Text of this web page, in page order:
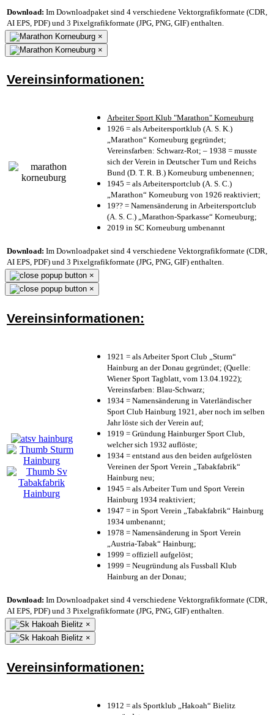
Download: Im Downloadpaket sind 4 verschiedene Vektorgrafikformate (CDR,
AI EPS, PDF) und 3 Pixelgrafikformate (JPG, PNG, GIF) enthalten.
×
×
Vereinsinformationen:
Arbeiter Sport Klub "Marathon" Korneuburg
1926 = als Arbeitersportklub (A. S. K.)
„Marathon“ Korneuburg gegründet;
Vereinsfarben: Schwarz-Rot; – 1938 = musste
sich der Verein in Deutscher Turn und Reichs
Bund (D. T. R. B.) Korneuburg umbenennen;
1945 = als Arbeitersportclub (A. S. C.)
„Marathon“ Korneuburg von 1926 reaktiviert;
19?? = Namensänderung in Arbeitersportclub
(A. S. C.) „Marathon-Sparkasse“ Korneuburg;
2019 in SC Korneuburg umbenannt
Download: Im Downloadpaket sind 4 verschiedene Vektorgrafikformate (CDR,
AI EPS, PDF) und 3 Pixelgrafikformate (JPG, PNG, GIF) enthalten.
×
×
Vereinsinformationen:
1921 = als Arbeiter Sport Club „Sturm“
Hainburg an der Donau gegründet; (Quelle:
Wiener Sport Tagblatt, vom 13.04.1922);
Vereinsfarben: Blau-Schwarz;
1934 = Namensänderung in Vaterländischer
Sport Club Hainburg 1921, aber noch im selben
Jahr löste sich der Verein auf;
1919 = Gründung Hainburger Sport Club,
welcher sich 1932 auflöste;
1934 = entstand aus den beiden aufgelösten
Vereinen der Sport Verein „Tabakfabrik“
Hainburg neu;
1945 = als Arbeiter Turn und Sport Verein
Hainburg 1934 reaktiviert;
1947 = in Sport Verein „Tabakfabrik“ Hainburg
1934 umbenannt;
1978 = Namensänderung in Sport Verein
„Austria-Tabak“ Hainburg;
1999 = offiziell aufgelöst;
1999 = Neugründung als Fussball Klub
Hainburg an der Donau;
Download: Im Downloadpaket sind 4 verschiedene Vektorgrafikformate (CDR,
AI EPS, PDF) und 3 Pixelgrafikformate (JPG, PNG, GIF) enthalten.
×
×
Vereinsinformationen:
1912 = als Sportklub „Hakoah“ Bielitz